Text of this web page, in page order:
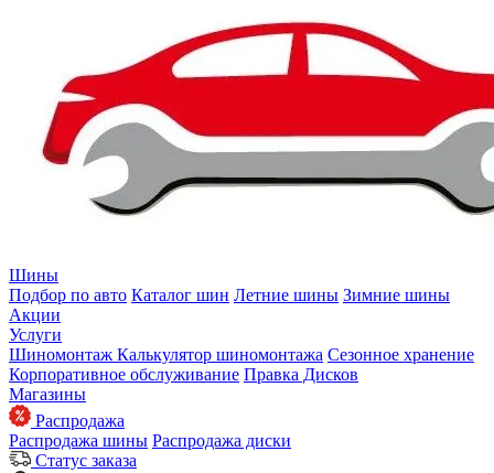
Шины
Подбор по авто Каталог шин Летние шины Зимние шины
Акции
Услуги
Шиномонтаж Калькулятор шиномонтажа Сезонное хранение
Корпоративное обслуживание Правка Дисков
Магазины
Распродажа
Распродажа шины Распродажа диски
Статус заказа